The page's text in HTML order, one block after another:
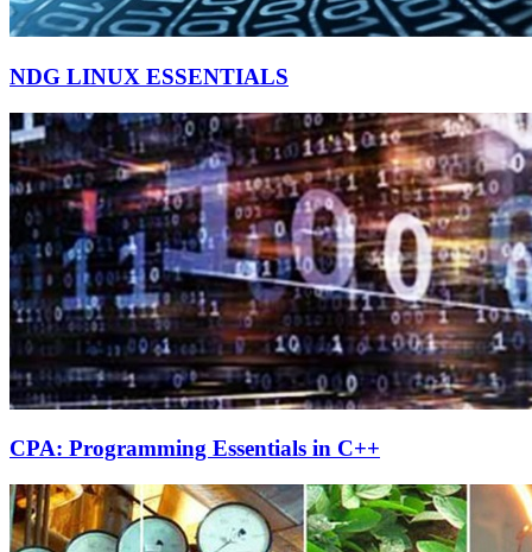
NDG LINUX ESSENTIALS
CPA: Programming Essentials in C++